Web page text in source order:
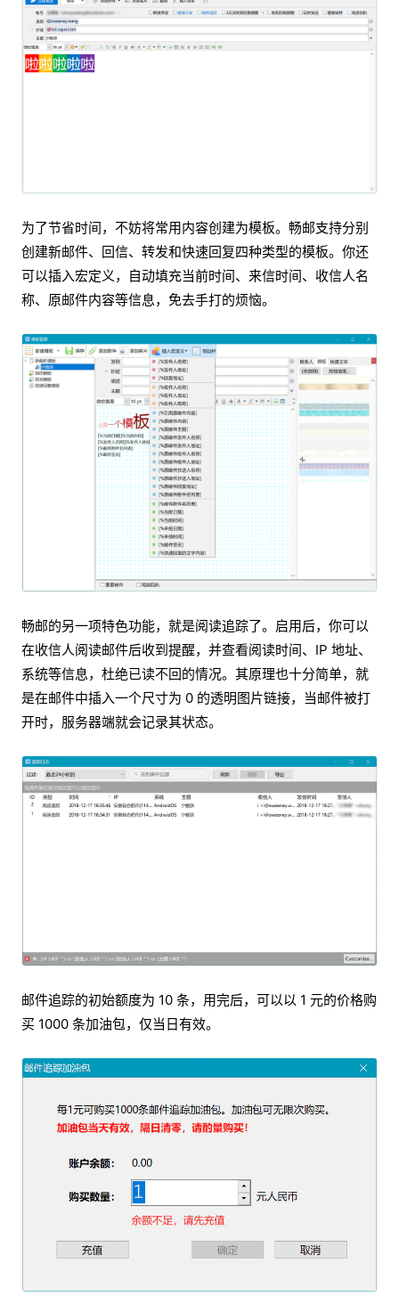
为了节省时间，不妨将常用内容创建为模板。畅邮支持分别
创建新邮件、回信、转发和快速回复四种类型的模板。你还
可以插入宏定义，自动填充当前时间、来信时间、收信人名
称、原邮件内容等信息，免去手打的烦恼。
畅邮的另一项特色功能，就是阅读追踪了。启用后，你可以
在收信人阅读邮件后收到提醒，并查看阅读时间、IP 地址、
系统等信息，杜绝已读不回的情况。其原理也十分简单，就
是在邮件中插入一个尺寸为 0 的透明图片链接，当邮件被打
开时，服务器端就会记录其状态。
邮件追踪的初始额度为 10 条，用完后，可以以 1 元的价格购
买 1000 条加油包，仅当日有效。